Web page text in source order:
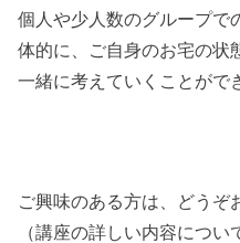
個人や少人数のグループで
体的に、ご自身のお宅の状
一緒に考えていくことがで
ご興味のある方は、どうぞ
（講座の詳しい内容につい